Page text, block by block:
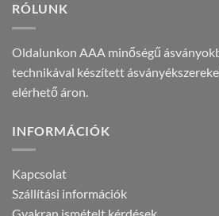
RÓLUNK
Oldalunkon AAA minőségű
technikával készített
elérhető áron.
INFORMÁCIÓK
Kapcsolat
Szállítási információk